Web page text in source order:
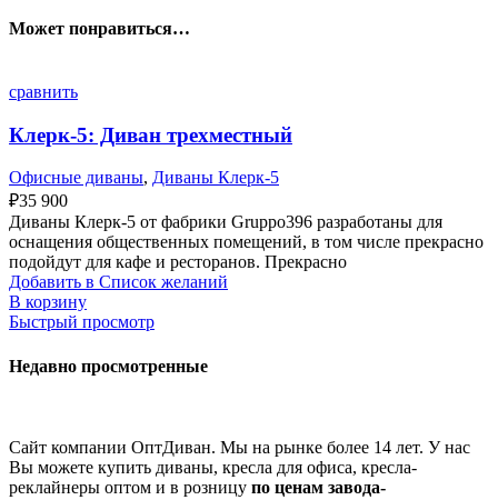
Может понравиться…
сравнить
Клерк-5: Диван трехместный
Офисные диваны, Диваны Клерк-5
₽35 900
Диваны Клерк-5 от фабрики Gruppo396 разработаны для
оснащения общественных помещений, в том числе прекрасно
подойдут для кафе и ресторанов. Прекрасно
Добавить в Список желаний
В корзину
Быстрый просмотр
Недавно просмотренные
Сайт компании ОптДиван. Мы на рынке более 14 лет. У нас
Вы можете купить диваны, кресла для офиса, кресла-
реклайнеры оптом и в розницу по ценам завода-